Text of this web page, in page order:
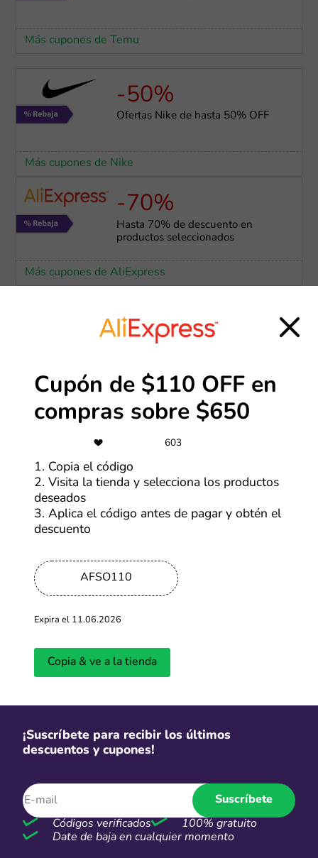
Más cupones de Temu
-50%
Ofertas Nike de hasta 50% OFF
Más cupones de Nike
-70%
Hasta 70% de descuento en
productos seleccionados
Más cupones de AliExpress
-50%
Más cupones de Tiendamia
superiores a S/250
Más cupones de Nike
Envíos gratis
Envíos gratis por compras sobre
S/79
Más cupones de Xiaomi
-70%
Más cupones de SHEIN
Hasta 6 cuotas sin interés en Nike
Cupón de $110 OFF en
compras sobre $650
603
1. Copia el código
2. Visita la tienda y selecciona los productos
deseados
3. Aplica el código antes de pagar y obtén el
descuento
AFSO110
Expira el 11.06.2026
Copia & ve a la tienda
¡Suscríbete para recibir los últimos
descuentos y cupones!
Suscríbete
Códigos verificados
100% gratuito
Date de baja en cualquier momento